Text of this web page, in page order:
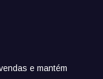
e mantém